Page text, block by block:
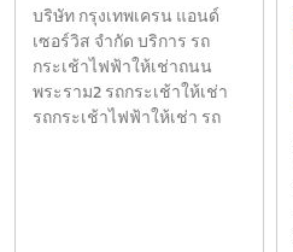
บริษัท กรุงเทพเครน แอนด์
เซอร์วิส จำกัด บริการ รถ
กระเช้าไฟฟ้าให้เช่าถนน
พระราม2 รถกระเช้าให้เช่า
รถกระเช้าไฟฟ้าให้เช่า รถ